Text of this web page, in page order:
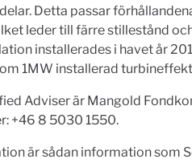
Detta passar
leder till färre stillestånd
installerades i havet år
1MW installerad
Adviser är Mangold
+46 8 5030 1550.
är sådan information som